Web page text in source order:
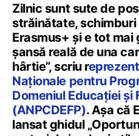
Zilnic sunt sute de
străinătate,
Erasmus+ și e tot
șansă reală de una
hârtie”, scriu r
Naționale pentru
Domeniul Educației şi
(ANPCDEFP). Așa că
lansat ghidul